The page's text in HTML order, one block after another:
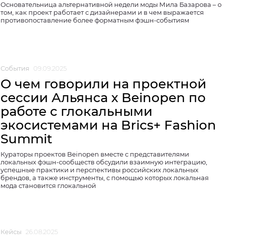
Основательница альтернативной недели моды Мила Базарова – о
том, как проект работает с дизайнерами и в чем выражается
противопоставление более форматным фэшн-событиям
События 09.09.2025
О чем говорили на проектной
сессии Альянса x Beinopen по
работе с глокальными
экосистемами на Brics+ Fashion
Summit
Кураторы проектов Beinopen вместе с представителями
локальных фэшн-сообществ обсудили взаимную интеграцию,
успешные практики и перспективы российских локальных
брендов, а также инструменты, с помощью которых локальная
мода становится глокальной
Кейсы 26.08.2025